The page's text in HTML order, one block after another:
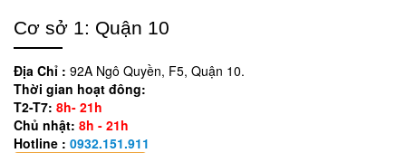
Cơ sở 1: Quận 10
Địa Chỉ : 92A Ngô Quyền, F5, Quận 10.
Thời gian hoạt đông:
T2-T7: 8h- 21h
Chủ nhật: 8h - 21h
Hotline : 0932.151.911